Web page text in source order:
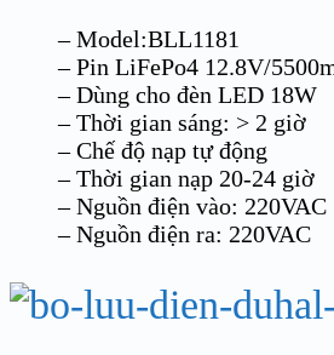
– Model:BLL1181
– Pin LiFePo4 12.8V/
– Dùng cho đèn LED 18W
– Thời gian sáng: > 2 giờ
– Chế độ nạp tự động
– Thời gian nạp 20-24 giờ
– Nguồn điện vào: 220VAC
– Nguồn điện ra: 220VAC